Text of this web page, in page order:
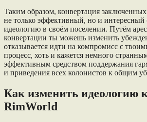
Таким образом, конвертация
не только эффективный, но и интересный
идеологию в своём поселении. Путём
конвертации ты можешь изменить
отказывается идти на компромисс с
процесс, хоть и кажется немного
эффективным средством поддержания
и приведения всех колонистов к общим
Как изменить идеологию
RimWorld